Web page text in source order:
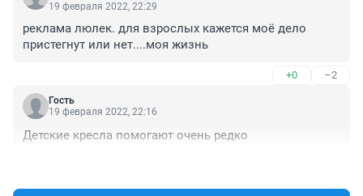
19 февраля 2022, 22:29
реклама люлек. для взрослых кажется моё дело
пристегнут или нет....моя жизнь
+0 –2
Гость
19 февраля 2022, 22:16
Детские кресла помогают очень редко